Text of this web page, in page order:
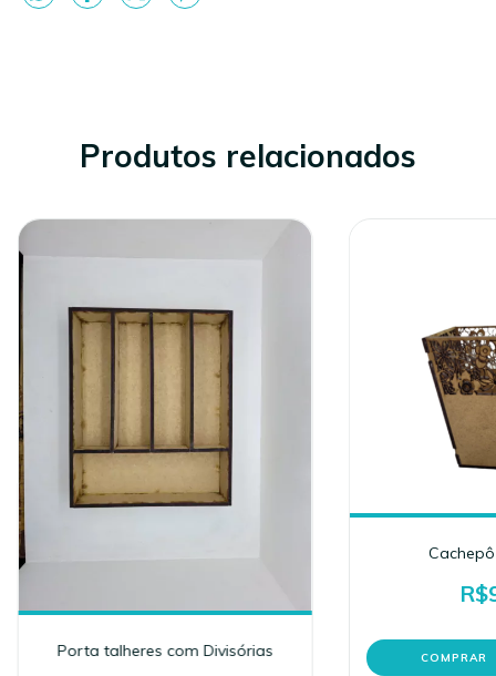
Produtos relacionados
Porta talheres com Divisórias